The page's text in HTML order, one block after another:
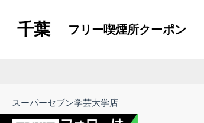
千葉 フリー喫煙所クーポン
スーパーセブン学芸大学店